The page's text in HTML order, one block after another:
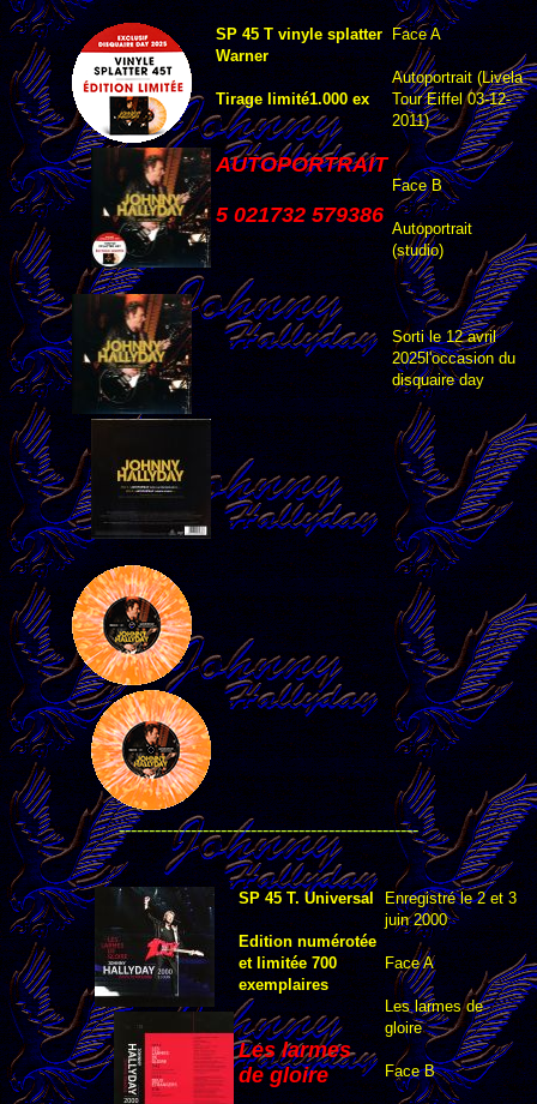
SP 45 T vinyle splatter
Warner
Tirage limité1.000 ex
AUTOPORTRAIT
5 021732 579386
Face A
Autoportrait (Livela
Tour Eiffel 03-12-
2011)
Face B
Autoportrait
(studio)
Sorti le 12 avril
2025l'occasion du
disquaire day
--------------------------------------------------
SP 45 T. Universal
Edition numérotée
et limitée 700
exemplaires
Les larmes
de gloire
Enregistré le 2 et 3
juin 2000
Face A
Les larmes de
gloire
Face B